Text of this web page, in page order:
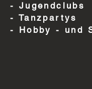
- Jugendclubs
- Tanzpartys
- Hobby - und